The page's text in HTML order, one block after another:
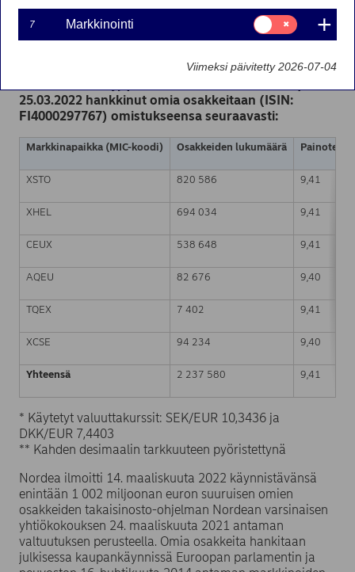
Nordea Bank Oyj
Pörssitiedote – Muutokset omien osakkeiden
omistuksessa
25.03.2022 hankkinut omia osakkeitaan (ISIN:
FI4000297767) omistukseensa seuraavasti:
Markkinapaikka (MIC-koodi) Osakkeiden lukumäärä Painotettu
XSTO 820 586 9,41
XHEL 694 034 9,41
CEUX 538 648 9,41
AQEU 82 676 9,40
TQEX 7 402 9,41
XCSE 94 234 9,40
Yhteensä 2 237 580 9,41
* Käytetyt valuuttakurssit: SEK/EUR 10,3436 ja
DKK/EUR 7,4403
** Kahden desimaalin tarkkuuteen pyöristettynä
Nordea ilmoitti 14. maaliskuuta 2022 käynnistävänsä
enintään 1 002 miljoonan euron suuruisen omien
osakkeiden takaisinosto-ohjelman Nordean varsinaisen
yhtiökokouksen 24. maaliskuuta 2021 antaman
valtuutuksen perusteella. Omia osakkeita hankitaan
julkisessa kaupankäynnissä Euroopan parlamentin ja
7 Markkinointi
Suostumusvalinta:
Markkinointi
Viimeksi päivitetty 2026-07-04